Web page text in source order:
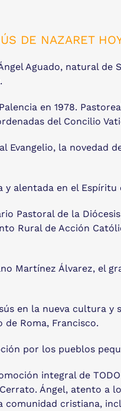
DE NAZARET
Aguado, natural de
en 1978.
del Concilio
la novedad
alentada en el
Pastoral de la
Rural de Acción
Martínez Álvarez, el
en la nueva cultura
Roma, Francisco.
por los pueblos
integral de
Ángel, atento a
cristiana,